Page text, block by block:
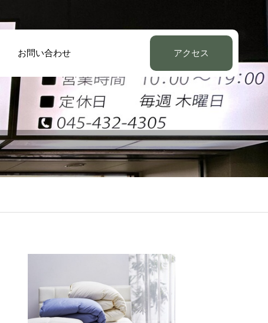
お問い合わせ アクセス